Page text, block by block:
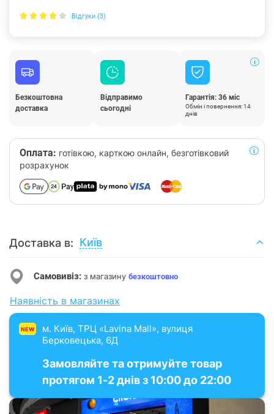
Відгуки (3)
Безкоштовна
доставка
Відправимо
сьогодні
Гарантія: 36 міс
Обмін і повернення: 14
днів
Оплата: готівкою, карткою онлайн, безготівковий
розрахунок
Доставка в: Київ
Самовивіз: з магазину безкоштовно
Наявність в магазинах
NEW
м. Київ, ТРЦ «Lavina Mall», вулиця
Берковецька, 6Д
Замовляйте та отримуйте товар
протягом 1-2 днів з 10:00 до 22:00